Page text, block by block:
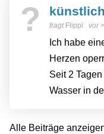
?
fragt Flippi vor
Ich habe
Herzen
Seit 2
Wasser in
Alle Beiträge